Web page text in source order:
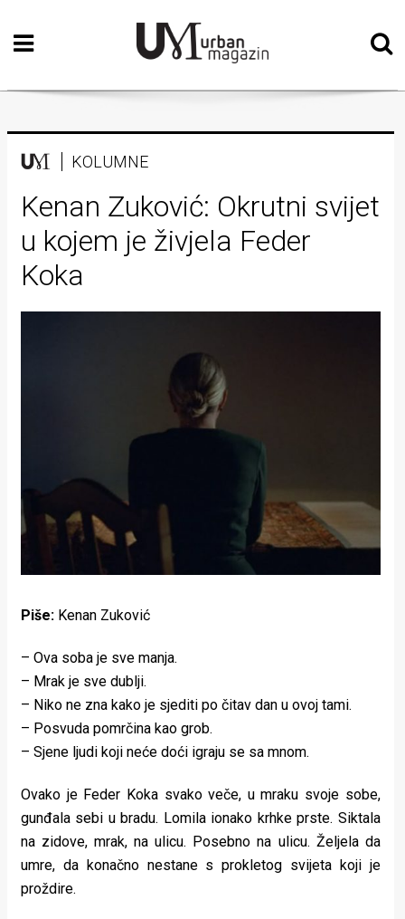
Početna
Vizualne
Teatar
Književnost
Muzika
Film
Intervju
Zdravlje
Ideje
koje
rade
Urban
Places
KOLUMNE
Kenan Zuković: Okrutni svijet
u kojem je živjela Feder
Koka
Piše: Kenan Zuković
– Ova soba je sve manja.
– Mrak je sve dublji.
– Niko ne zna kako je sjediti po čitav dan u ovoj tami.
– Posvuda pomrčina kao grob.
– Sjene ljudi koji neće doći igraju se sa mnom.
Ovako je Feder Koka svako veče, u mraku svoje sobe,
gunđala sebi u bradu. Lomila ionako krhke prste. Siktala
na zidove, mrak, na ulicu. Posebno na ulicu. Željela da
umre, da konačno nestane s prokletog svijeta koji je
proždire.